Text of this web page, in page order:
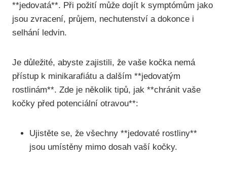
**jedovatá**. Při požití může dojít k symptómům jako
jsou zvracení, průjem, nechutenství a dokonce i
selhání ledvin.
Je důležité, abyste zajistili, že vaše kočka nemá
přístup k minikarafiátu a dalším **jedovatým
rostlinám**. Zde je několik tipů, jak **chránit vaše
kočky před potenciální otravou**:
Ujistěte se, že všechny **jedovaté rostliny**
jsou umístěny mimo dosah vaší kočky.